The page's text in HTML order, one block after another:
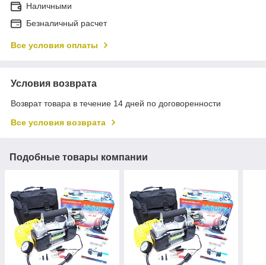
Наличными
Безналичный расчет
Все условия оплаты
Условия возврата
Возврат товара в течение 14 дней по договоренности
Все условия возврата
Подобные товары компании